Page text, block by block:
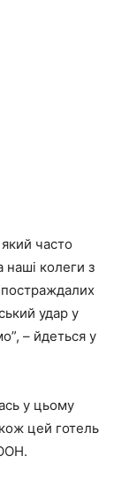
часто
наші колеги з
постраждалих
удар у
– йдеться у
у цьому
цей готель